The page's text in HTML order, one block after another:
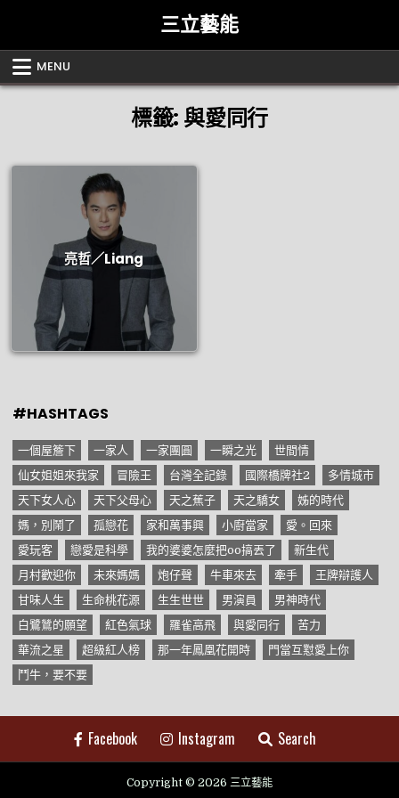
三立藝能
MENU
標籤: 與愛同行
亮哲／Liang
#HASHTAGS
一個屋簷下 一家人 一家團圓 一瞬之光
世間情
仙女姐姐來我家
冒險王 台灣全記錄 國際橋牌社2
多情城市
天下女人心
天下父母心 天之蕉子 天之驕女
姊的時代
媽，別鬧了
孤戀花 家和萬事興 小廚當家
愛。回來
愛玩客
戀愛是科學 我的婆婆怎麼把oo搞丟了
新生代
月村歡迎你
未來媽媽 炮仔聲 牛車來去 牽手
王牌辯護人
甘味人生
生命桃花源 生生世世 男演員
男神時代
白鷺鷥的願望
紅色氣球 羅雀高飛 與愛同行
苦力
華流之星
超級紅人榜 那一年鳳凰花開時
門當互懟愛上你
鬥牛，要不要
Facebook Instagram Search
Copyright © 2026 三立藝能